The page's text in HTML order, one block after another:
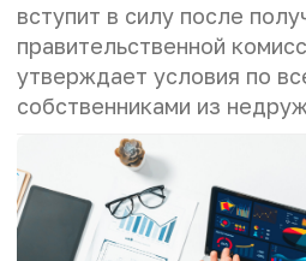
вступит в силу после
правительственной
утверждает условия по
собственниками из